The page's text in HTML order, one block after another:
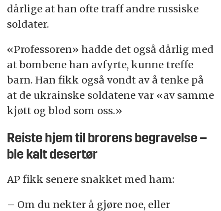
dårlige at han ofte traff andre russiske
soldater.
«Professoren» hadde det også dårlig med
at bombene han avfyrte, kunne treffe
barn. Han fikk også vondt av å tenke på
at de ukrainske soldatene var «av samme
kjøtt og blod som oss.»
Reiste hjem til brorens begravelse –
ble kalt desertør
AP fikk senere snakket med ham:
– Om du nekter å gjøre noe, eller